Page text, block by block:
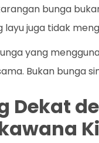
bunga
layu juga tidak
yang
Bukan bunga
Dekat